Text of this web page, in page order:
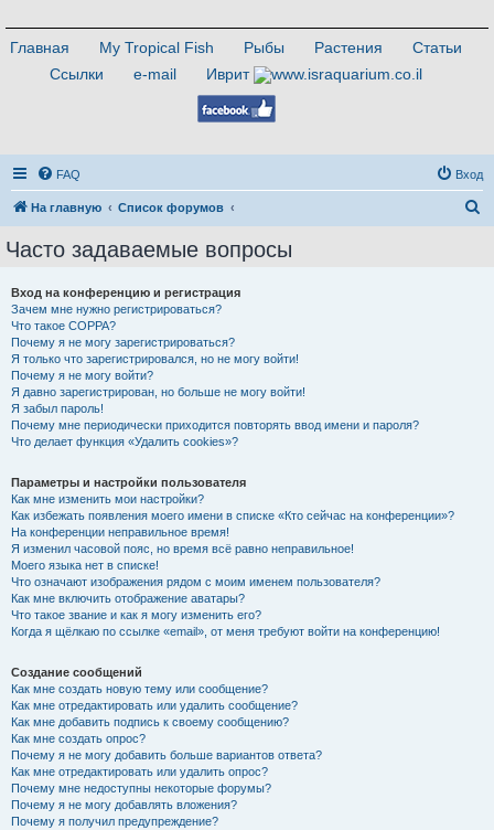
Главная My Tropical Fish Рыбы Растения
Статьи
Ссылки
e-mail Иврит
FAQ Вход
На главную Список форумов
Часто задаваемые вопросы
Вход на конференцию и регистрация
Зачем мне нужно регистрироваться?
Что такое COPPA?
Почему я не могу зарегистрироваться?
Я только что зарегистрировался, но не могу войти!
Почему я не могу войти?
Я давно зарегистрирован, но больше не могу войти!
Я забыл пароль!
Почему мне периодически приходится повторять ввод имени и пароля?
Что делает функция «Удалить cookies»?
Параметры и настройки пользователя
Как мне изменить мои настройки?
Как избежать появления моего имени в списке «Кто сейчас на конференции»?
На конференции неправильное время!
Я изменил часовой пояс, но время всё равно неправильное!
Моего языка нет в списке!
Что означают изображения рядом с моим именем пользователя?
Как мне включить отображение аватары?
Что такое звание и как я могу изменить его?
Когда я щёлкаю по ссылке «email», от меня требуют войти на конференцию!
Создание сообщений
Как мне создать новую тему или сообщение?
Как мне отредактировать или удалить сообщение?
Как мне добавить подпись к своему сообщению?
Как мне создать опрос?
Почему я не могу добавить больше вариантов ответа?
Как мне отредактировать или удалить опрос?
Почему мне недоступны некоторые форумы?
Почему я не могу добавлять вложения?
Почему я получил предупреждение?